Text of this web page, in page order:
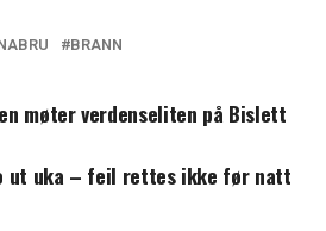
BRANN
møter verdenseliten på Bislett
ut uka – feil rettes ikke før natt